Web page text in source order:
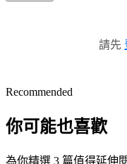
請先
Recommended
你可能也喜歡
為你精選 3 篇值得延伸